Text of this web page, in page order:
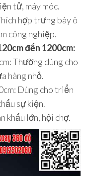
tử, máy móc.
hợp trưng bày ô
công nghiệp.
đến 1200cm:
Thường dùng cho
hàng nhỏ.
Dùng cho triển
sự kiện.
khấu lớn, hội chợ.